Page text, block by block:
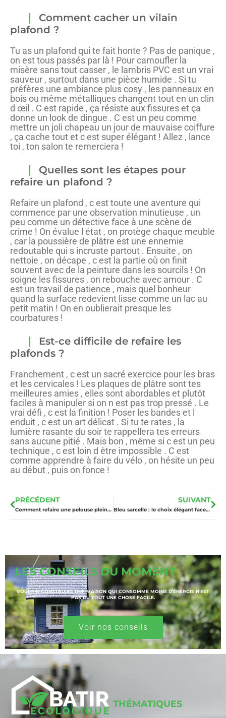
Comment cacher un vilain
plafond ?
Tu as un plafond qui te fait honte ? Pas de panique ,
on est tous passés par là ! Pour camoufler la
misère sans tout casser , le lambris PVC est un vrai
sauveur , surtout dans une pièce humide . Si tu
préfères une ambiance plus cosy , les panneaux en
bois ou même métalliques changent tout en un clin
d œil . C est rapide , ça résiste aux fissures et ça
donne un look de dingue . C est un peu comme
mettre un joli chapeau un jour de mauvaise coiffure
, ça cache tout et c est super élégant ! Allez , lance
toi , ton salon te remerciera !
Quelles sont les étapes pour
refaire un plafond ?
Refaire un plafond , c est toute une aventure qui
commence par une observation minutieuse , un
peu comme un détective face à une scène de
crime ! On évalue l état , on protège chaque meuble
, car la poussière de plâtre est une ennemie
redoutable qui s incruste partout . Ensuite , on
nettoie , on décape , c est la partie où on finit
souvent avec de la peinture dans les sourcils ! On
soigne les fissures , on rebouche avec amour . C
est un travail de patience , mais quel bonheur
quand la surface redevient lisse comme un lac au
petit matin ! On en oublierait presque les
courbatures !
Est-ce difficile de refaire les
plafonds ?
Franchement , c est un sacré exercice pour les bras
et les cervicales ! Les plaques de plâtre sont tes
meilleures amies , elles sont abordables et plutôt
faciles à manipuler si on n est pas trop pressé . Le
vrai défi , c est la finition ! Poser les bandes et l
enduit , c est un art délicat . Si tu te rates , la
lumière rasante du soir te rappellera tes erreurs
sans aucune pitié . Mais bon , même si c est un peu
technique , c est loin d être impossible . C est
comme apprendre à faire du vélo , on hésite un peu
au début , puis on fonce !
PRÉCÉDENT
Comment refaire une pelouse pleine de mauvaises herbes : Les étapes indispensables ?
SUIVANT
Bleu sarcelle : le choix élégant face au traditionnel bleu canard ?
LES CONSEILS DU MOMENT
VOULOIR CONSTRUIRE UNE MAISON QUI CONSOMME MOINS D’ÉNERGIE N’EST
PAS DU TOUT UNE CHOSE FACILE.
Voir nos conseils
THÉMATIQUES